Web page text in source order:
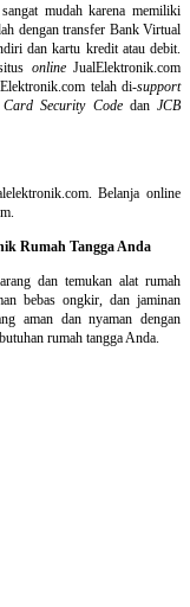
mudah karena memiliki
dengan transfer Bank Virtual
dan kartu kredit atau debit.
onlineJualElektronik.com
telah di-support
Security Codedan JCB
Belanja online
Rumah Tangga Anda
dan temukan alat rumah
bebas ongkir, dan jaminan
aman dan nyaman dengan
rumah tangga Anda.